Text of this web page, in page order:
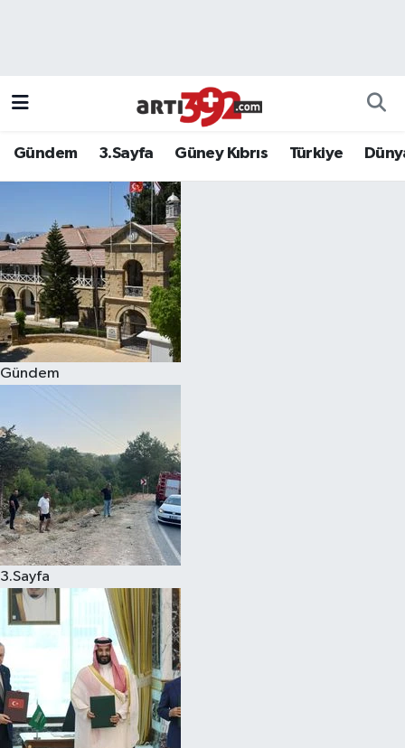
Gündem 3.Sayfa Güney Kıbrıs Türkiye
Gündem
3.Sayfa